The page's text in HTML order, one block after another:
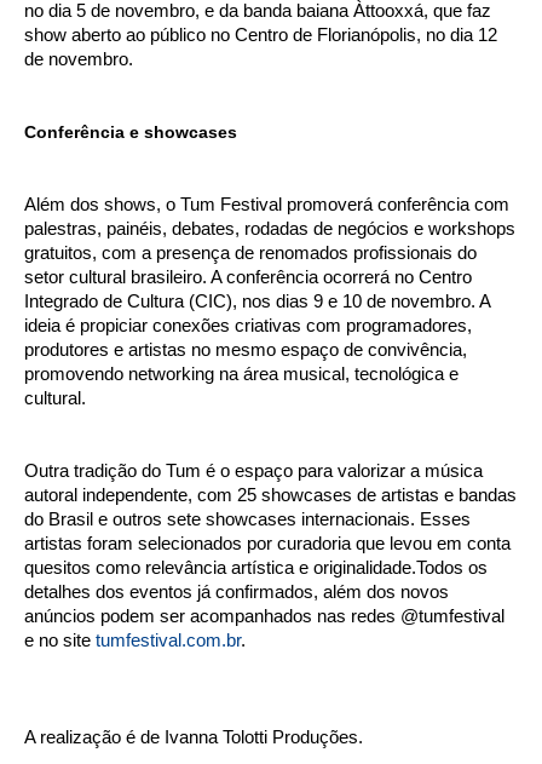
no dia 5 de novembro, e da banda baiana Àttooxxá, que faz
show aberto ao público no Centro de Florianópolis, no dia 12
de novembro.
Conferência e showcases
Além dos shows, o Tum Festival promoverá conferência com
palestras, painéis, debates, rodadas de negócios e workshops
gratuitos, com a presença de renomados profissionais do
setor cultural brasileiro. A conferência ocorrerá no Centro
Integrado de Cultura (CIC), nos dias 9 e 10 de novembro. A
ideia é propiciar conexões criativas com programadores,
produtores e artistas no mesmo espaço de convivência,
promovendo networking na área musical, tecnológica e
cultural.
Outra tradição do Tum é o espaço para valorizar a música
autoral independente, com 25 showcases de artistas e bandas
do Brasil e outros sete showcases internacionais. Esses
artistas foram selecionados por curadoria que levou em conta
quesitos como relevância artística e originalidade.Todos os
detalhes dos eventos já confirmados, além dos novos
anúncios podem ser acompanhados nas redes @tumfestival
e no site tumfestival.com.br.
A realização é de Ivanna Tolotti Produções.